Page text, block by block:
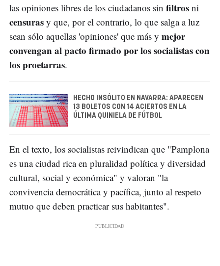
las opiniones libres de los ciudadanos sin filtros ni
censuras y que, por el contrario, lo que salga a luz
sean sólo aquellas 'opiniones' que más y mejor
convengan al pacto firmado por los socialistas con
los proetarras.
HECHO INSÓLITO EN NAVARRA: APARECEN
13 BOLETOS CON 14 ACIERTOS EN LA
ÚLTIMA QUINIELA DE FÚTBOL
En el texto, los socialistas reivindican que "Pamplona
es una ciudad rica en pluralidad política y diversidad
cultural, social y económica" y valoran "la
convivencia democrática y pacífica, junto al respeto
mutuo que deben practicar sus habitantes".